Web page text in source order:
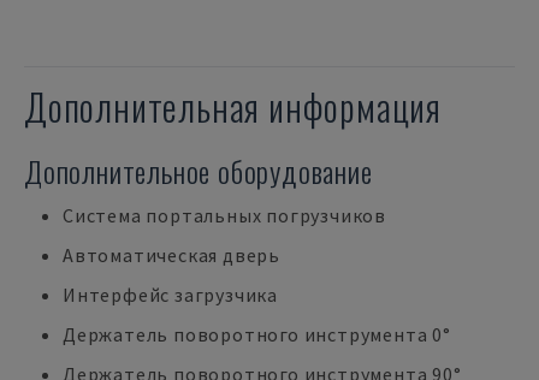
Дополнительная информация
Дополнительное оборудование
Система портальных погрузчиков
Автоматическая дверь
Интерфейс загрузчика
Держатель поворотного инструмента 0°
Держатель поворотного инструмента 90°